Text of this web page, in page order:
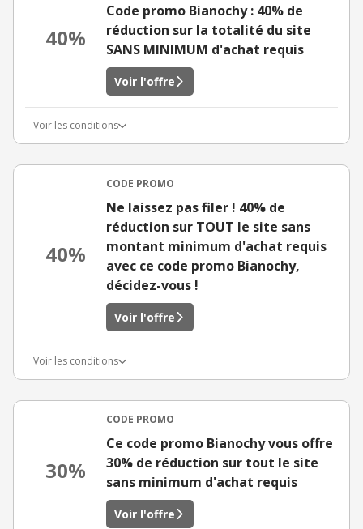
40%
Code promo Bianochy : 40% de
réduction sur la totalité du site
SANS MINIMUM d'achat requis
Voir l'offre
Voir les conditions
40%
CODE PROMO
Ne laissez pas filer ! 40% de
réduction sur TOUT le site sans
montant minimum d'achat requis
avec ce code promo Bianochy,
décidez-vous !
Voir l'offre
Voir les conditions
30%
CODE PROMO
Ce code promo Bianochy vous offre
30% de réduction sur tout le site
sans minimum d'achat requis
Voir l'offre